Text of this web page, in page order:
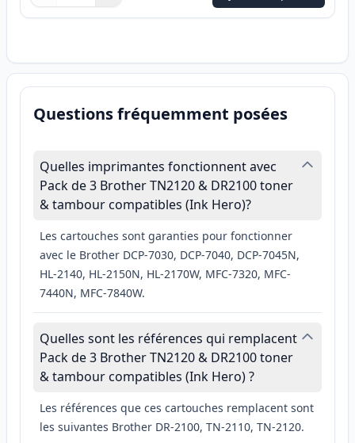
Questions fréquemment posées
Quelles imprimantes fonctionnent avec
Pack de 3 Brother TN2120 & DR2100 toner
& tambour compatibles (Ink Hero)?
Les cartouches sont garanties pour fonctionner
avec le Brother DCP-7030, DCP-7040, DCP-7045N,
HL-2140, HL-2150N, HL-2170W, MFC-7320, MFC-
7440N, MFC-7840W.
Quelles sont les références qui remplacent
Pack de 3 Brother TN2120 & DR2100 toner
& tambour compatibles (Ink Hero) ?
Les références que ces cartouches remplacent sont
les suivantes Brother DR-2100, TN-2110, TN-2120.